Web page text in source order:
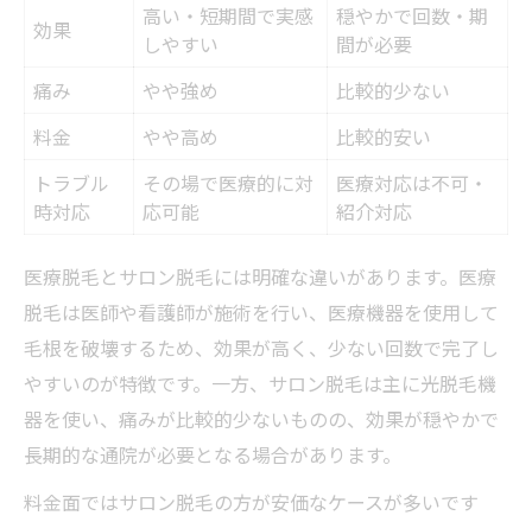
効果
高い・短期間で実感
しやすい
穏やかで回数・期
間が必要
痛み
やや強め
比較的少ない
料金
やや高め
比較的安い
トラブル
時対応
その場で医療的に対
応可能
医療対応は不可・
紹介対応
医療脱毛とサロン脱毛には明確な違いがあります。医療
脱毛は医師や看護師が施術を行い、医療機器を使用して
毛根を破壊するため、効果が高く、少ない回数で完了し
やすいのが特徴です。一方、サロン脱毛は主に光脱毛機
器を使い、痛みが比較的少ないものの、効果が穏やかで
長期的な通院が必要となる場合があります。
料金面ではサロン脱毛の方が安価なケースが多いです